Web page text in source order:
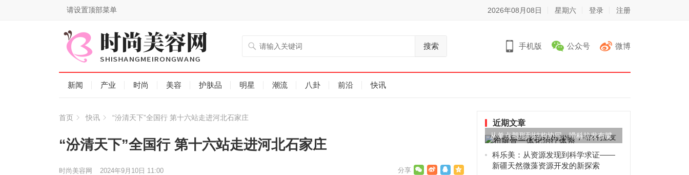
请设置顶部菜单 2026年08月08日 星期六 登录 注册
搜索 手机版 公众号 微博
新闻 产业 时尚 美容 护肤品 明星 潮流 八卦 前沿 快讯
首页 快讯 “汾清天下”全国行 第十六站走进河北石家庄
“汾清天下”全国行 第十六站走进河北石家庄
时尚美容网 2024年9月10日 11:00
近期文章
从单点塑形到结构协同，嗗科拉发布腱
骨一体化治疗体系
科乐美：从资源发现到科学求证——
新疆天然微藻资源开发的新探索